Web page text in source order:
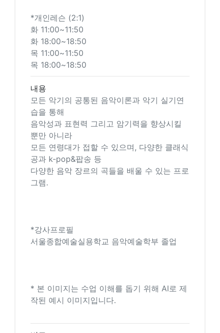
*개인레슨 (2:1)
화 11:00~11:50
화 18:00~18:50
목 11:00~11:50
목 18:00~18:50
내용
모든 악기의 공통된 음악이론과 악기 실기연
습을 통해
음악성과 표현력 그리고 암기력을 향상시킬
뿐만 아니라
모든 연령대가 접할 수 있으며, 다양한 클래식
공과 k-pop&팝송 등
다양한 음악 장르의 곡들을 배울 수 있는 프로
그램.
*강사프로필
서울종합예술실용학교 음악예술학부 졸업
* 본 이미지는 수업 이해를 돕기 위해 AI로 제
작된 예시 이미지입니다.